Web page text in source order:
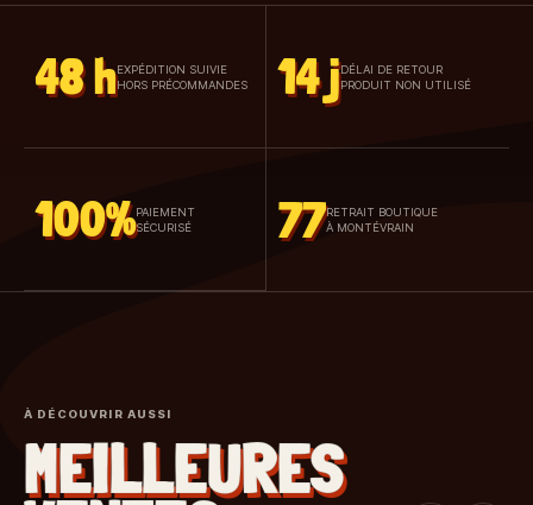
48 hEXPÉDITION SUIVIE
HORS PRÉCOMMANDES
14 jDÉLAI DE RETOUR
PRODUIT NON UTILISÉ
100%PAIEMENT
SÉCURISÉ
77RETRAIT BOUTIQUE
À MONTÉVRAIN
À DÉCOUVRIR AUSSI
MEILLEURES